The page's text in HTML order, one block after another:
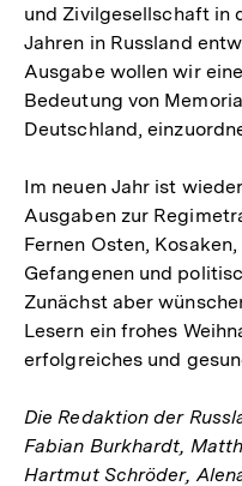
und Zivilgesellschaft in
Jahren in Russland
Ausgabe wollen wir
Bedeutung von
Deutschland,
Im neuen Jahr ist
Ausgaben zur
Fernen Osten,
Gefangenen und
Zunächst aber
Lesern ein frohes
erfolgreiches und
Die Redaktion der
Fabian Burkhardt,
Hartmut Schröder,